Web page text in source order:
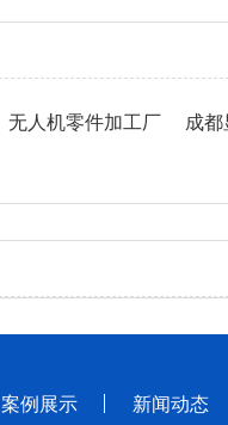
无人机零件加工厂 成
案例展示 新闻动态